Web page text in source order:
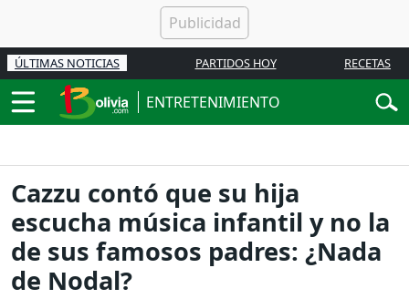
ÚLTIMAS NOTICIAS PARTIDOS HOY RECETAS
ENTRETENIMIENTO
Cazzu contó que su hija
escucha música infantil y no la
de sus famosos padres: ¿Nada
de Nodal?